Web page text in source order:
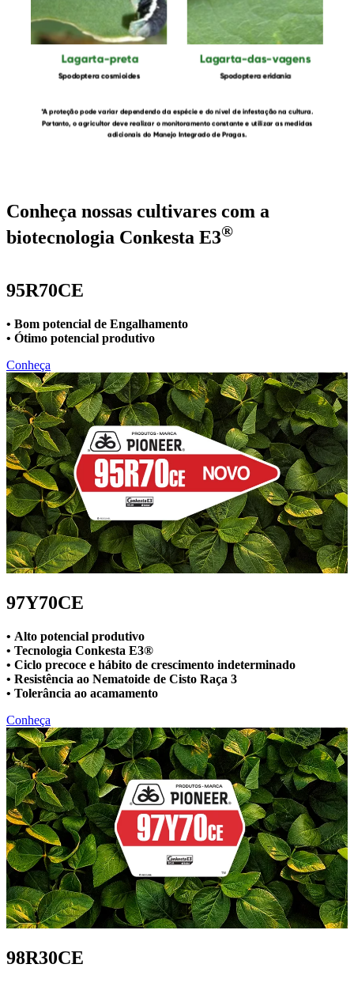
Conheça nossas cultivares com a
biotecnologia Conkesta E3®
95R70CE
• Bom potencial de Engalhamento
• Ótimo potencial produtivo
Conheça
97Y70CE
• Alto potencial produtivo
• Tecnologia Conkesta E3®
• Ciclo precoce e hábito de crescimento indeterminado
• Resistência ao Nematoide de Cisto Raça 3
• Tolerância ao acamamento
Conheça
98R30CE